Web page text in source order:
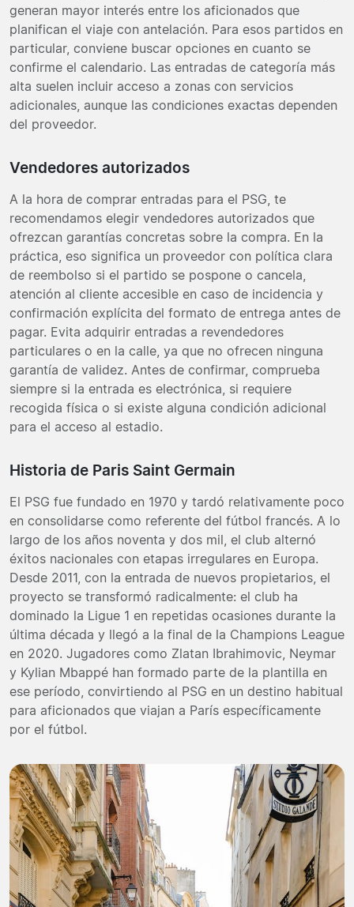
generan mayor interés entre los aficionados que
planifican el viaje con antelación. Para esos partidos en
particular, conviene buscar opciones en cuanto se
confirme el calendario. Las entradas de categoría más
alta suelen incluir acceso a zonas con servicios
adicionales, aunque las condiciones exactas dependen
del proveedor.
Vendedores autorizados
A la hora de comprar entradas para el PSG, te
recomendamos elegir vendedores autorizados que
ofrezcan garantías concretas sobre la compra. En la
práctica, eso significa un proveedor con política clara
de reembolso si el partido se pospone o cancela,
atención al cliente accesible en caso de incidencia y
confirmación explícita del formato de entrega antes de
pagar. Evita adquirir entradas a revendedores
particulares o en la calle, ya que no ofrecen ninguna
garantía de validez. Antes de confirmar, comprueba
siempre si la entrada es electrónica, si requiere
recogida física o si existe alguna condición adicional
para el acceso al estadio.
Historia de Paris Saint Germain
El PSG fue fundado en 1970 y tardó relativamente poco
en consolidarse como referente del fútbol francés. A lo
largo de los años noventa y dos mil, el club alternó
éxitos nacionales con etapas irregulares en Europa.
Desde 2011, con la entrada de nuevos propietarios, el
proyecto se transformó radicalmente: el club ha
dominado la Ligue 1 en repetidas ocasiones durante la
última década y llegó a la final de la Champions League
en 2020. Jugadores como Zlatan Ibrahimovic, Neymar
y Kylian Mbappé han formado parte de la plantilla en
ese período, convirtiendo al PSG en un destino habitual
para aficionados que viajan a París específicamente
por el fútbol.